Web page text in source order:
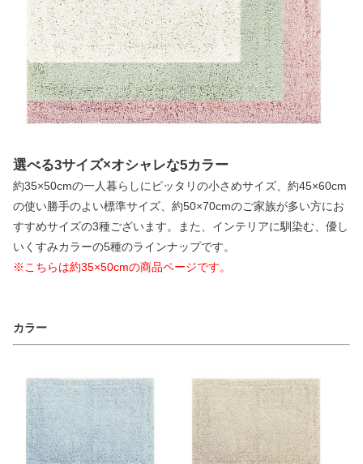
選べる3サイズ×オシャレな5カラー
約35×50cmの一人暮らしにピッタリの小さめサイズ、約45×60cm
の使い勝手のよい標準サイズ、約50×70cmのご家族が多い方にお
すすめサイズの3種ございます。また、インテリアに馴染む、優し
いくすみカラーの5種のラインナップです。
※こちらは約35×50cmの商品ページです。
カラー